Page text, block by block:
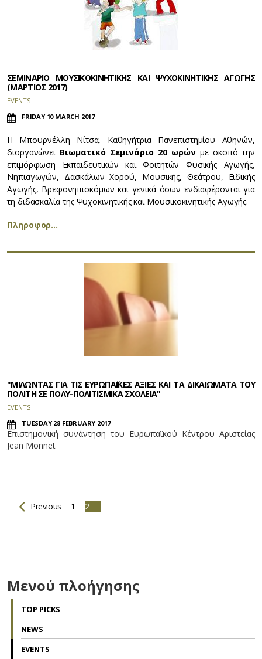
ΣΕΜΙΝΑΡΙΟ ΜΟΥΣΙΚΟΚΙΝΗΤΙΚΗΣ ΚΑΙ ΨΥΧΟΚΙΝΗΤΙΚΗΣ ΑΓΩΓΗΣ
(ΜΑΡΤΙΟΣ 2017)
EVENTS
FRIDAY 10 MARCH 2017
Η Μπουρνέλλη Νίτσα, Καθηγήτρια Πανεπιστημίου Αθηνών,
διοργανώνειΒιωματικό Σεμινάριο 20 ωρώνμε σκοπό την
επιμόρφωση Εκπαιδευτικών και Φοιτητών Φυσικής Αγωγής,
Νηπιαγωγών, Δασκάλων Χορού, Μουσικής, Θεάτρου, Ειδικής
Αγωγής, Βρεφονηπιοκόμων και γενικά όσων ενδιαφέρονται για
τη διδασκαλία της Ψυχοκινητικής και Μουσικοκινητικής Αγωγής.
Πληροφορ…
"ΜΙΛΩΝΤΑΣ ΓΙΑ ΤΙΣ ΕΥΡΩΠΑΪΚΕΣ ΑΞΙΕΣ ΚΑΙ ΤΑ ΔΙΚΑΙΩΜΑΤΑ ΤΟΥ
ΠΟΛΙΤΗ ΣΕ ΠΟΛΥ-ΠΟΛΙΤΙΣΜΙΚΑ ΣΧΟΛΕΙΑ"
EVENTS
TUESDAY 28 FEBRUARY 2017
Επιστημονική συνάντηση του Ευρωπαϊκού Κέντρου Αριστείας
Jean Monnet
Previous 1 2
Μενού πλοήγησης
TOP PICKS
NEWS
EVENTS